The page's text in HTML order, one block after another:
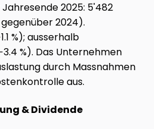
2025: 5'482
2024).
%); ausserhalb
%). Das Unternehmen
durch Massnahmen
aus.
& Dividende